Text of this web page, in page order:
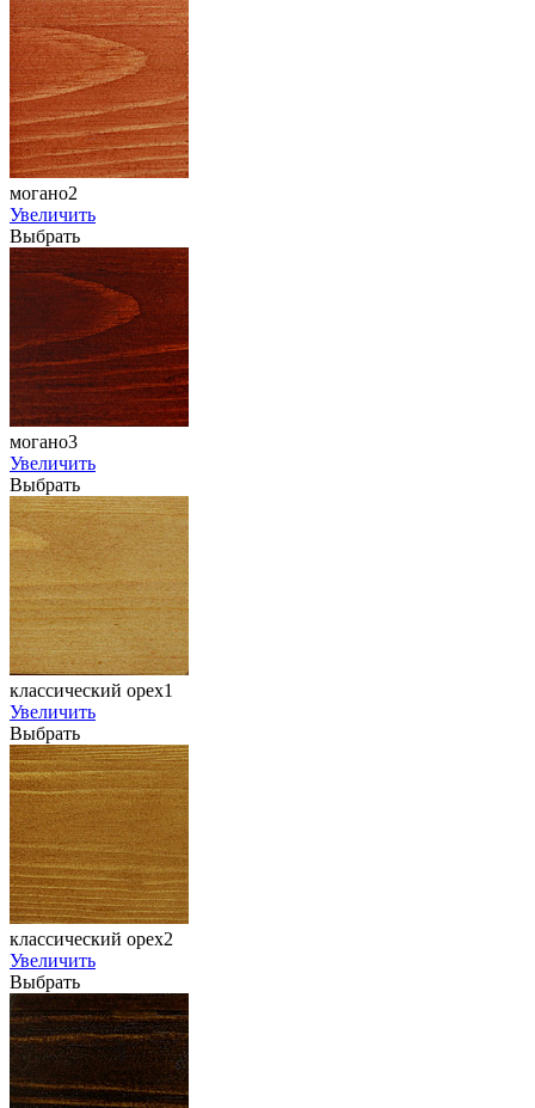
могано2
Увеличить
Выбрать
могано3
Увеличить
Выбрать
классический орех1
Увеличить
Выбрать
классический орех2
Увеличить
Выбрать